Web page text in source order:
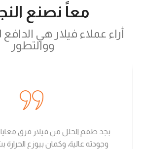
معاً نصنع
أراء عملاء فيلار هي الدافع
ووالتطور
بجد طقم الحلل من فيلار فرق معايا
وجودته عالية، وكمان بيوزع